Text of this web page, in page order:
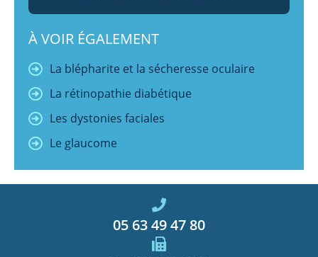
À VOIR ÉGALEMENT
La blépharite et la sécheresse oculaire
La rétinopathie diabétique
Les dystonies faciales
Le glaucome
05 63 49 47 80